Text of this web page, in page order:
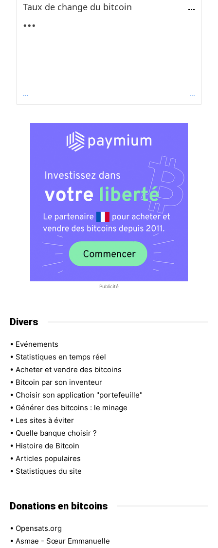
Taux de change du bitcoin ...
...
... ...
Publicité
Divers
• Evénements
• Statistiques en temps réel
• Acheter et vendre des bitcoins
• Bitcoin par son inventeur
• Choisir son application "portefeuille"
• Générer des bitcoins : le minage
• Les sites à éviter
• Quelle banque choisir ?
• Histoire de Bitcoin
• Articles populaires
• Statistiques du site
Donations en bitcoins
• Opensats.org
• Asmae - Sœur Emmanuelle